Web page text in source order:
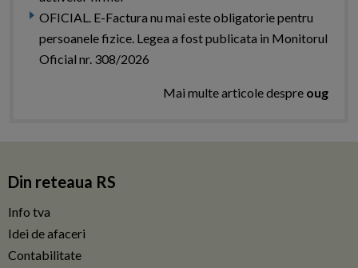
OFICIAL. E-Factura nu mai este obligatorie pentru
persoanele fizice. Legea a fost publicata in Monitorul
Oficial nr. 308/2026
Mai multe articole despre oug
Din reteaua RS
Info tva
Idei de afaceri
Contabilitate